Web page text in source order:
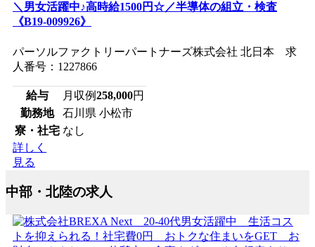
＼男女活躍中♪高時給1500円☆／半導体の組立・検査
《B19-009926》
パーソルファクトリーパートナーズ株式会社 北日本 求
人番号：1227866
給与 月収例258,000円
勤務地
石川県 小松市
寮・社宅 なし
詳しく
見る
中部・北陸の求人